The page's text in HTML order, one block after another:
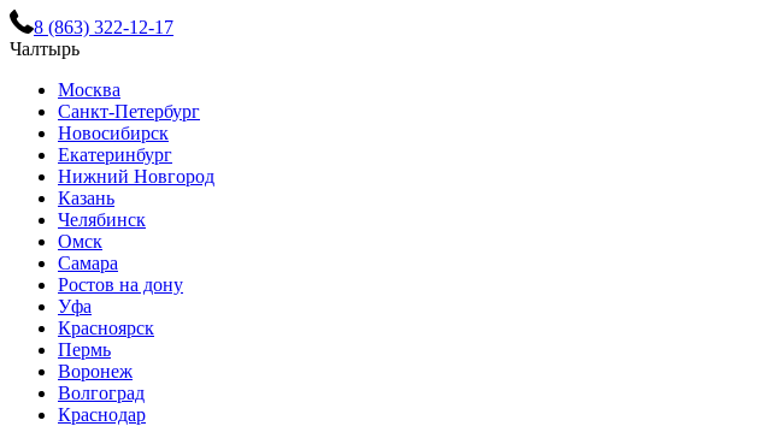
8 (863) 322-12-17
Чалтырь
Москва
Санкт-Петербург
Новосибирск
Екатеринбург
Нижний Новгород
Казань
Челябинск
Омск
Самара
Ростов на дону
Уфа
Красноярск
Пермь
Воронеж
Волгоград
Краснодар